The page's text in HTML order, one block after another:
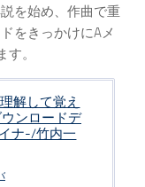
を始め、作曲で重
をきっかけにAメ
。
解して覚え
ンロードデ
ナ-/竹内一